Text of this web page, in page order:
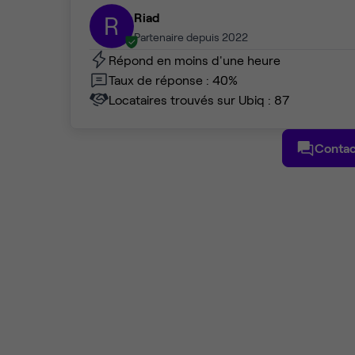
R Riad
Partenaire depuis 2022
Répond en moins d'une heure
Taux de réponse : 40%
Locataires trouvés sur Ubiq : 87